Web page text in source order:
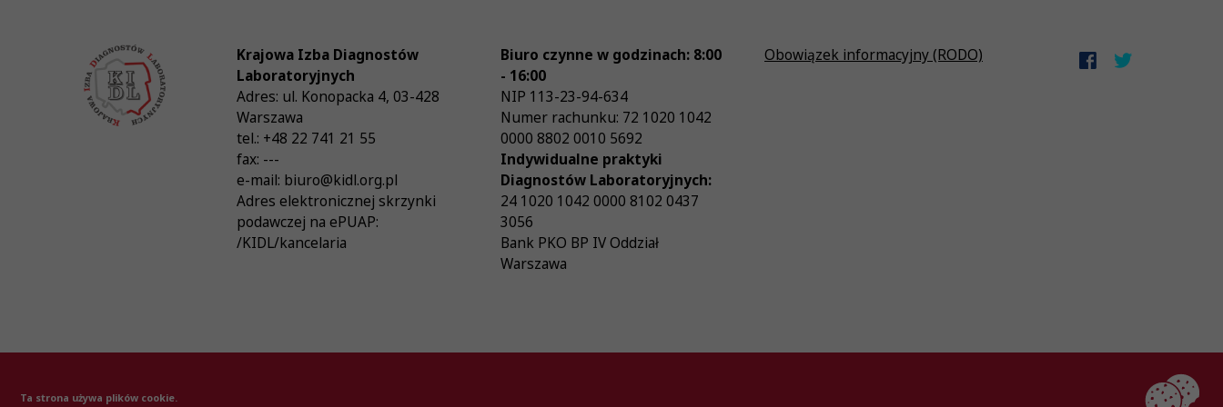
Krajowa Izba Diagnostów
Laboratoryjnych
Adres: ul. Konopacka 4,03-428
Warszawa
tel.: +48 22 741 21 55
fax: ---
e-mail: biuro@kidl.org.pl
Adres elektronicznej skrzynki
podawczej na ePUAP:
/KIDL/kancelaria
Biuro czynne w godzinach: 8:00
- 16:00
NIP 113-23-94-634
Numer rachunku: 72 1020 1042
0000 8802 0010 5692
Indywidualne praktyki
Diagnostów Laboratoryjnych:
24 1020 1042 0000 8102 0437
3056
Bank PKO BP IV Oddział
Warszawa
Obowiązek informacyjny (RODO)
Ta strona używa plików cookie.